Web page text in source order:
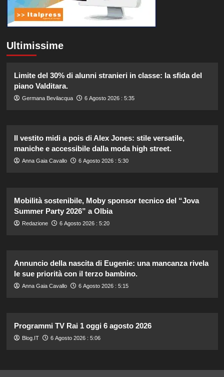
Ultimissime
Limite del 30% di alunni stranieri in classe: la sfida del
piano Valditara.
Germana Bevilacqua 6 Agosto 2026 : 5:35
Il vestito midi a pois di Alex Jones: stile versatile,
maniche e accessibile dalla moda high street.
Anna Gaia Cavallo 6 Agosto 2026 : 5:30
Mobilità sostenibile, Moby sponsor tecnico del “Jova
Summer Party 2026” a Olbia
Redazione 6 Agosto 2026 : 5:20
Annuncio della nascita di Eugenie: una mancanza rivela
le sue priorità con il terzo bambino.
Anna Gaia Cavallo 6 Agosto 2026 : 5:15
Programmi TV Rai 1 oggi 6 agosto 2026
Blog.IT 6 Agosto 2026 : 5:06